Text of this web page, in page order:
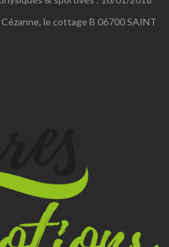
le cottage B 06700 SAINT